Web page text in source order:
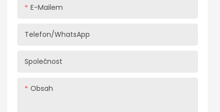
E-Mailem
Telefon/WhatsApp
Společnost
Obsah